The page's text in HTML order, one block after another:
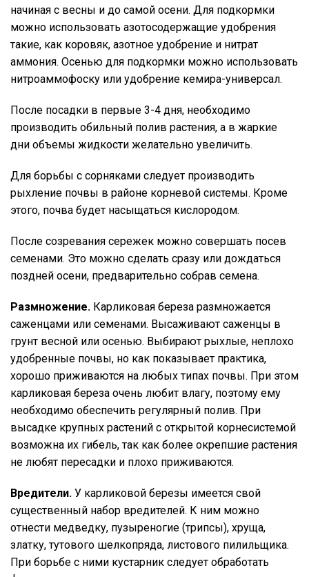
начиная с весны и до самой осени. Для подкормки
можно использовать азотосодержащие удобрения
такие, как коровяк, азотное удобрение и нитрат
аммония. Осенью для подкормки можно использовать
нитроаммофоску или удобрение кемира-универсал.
После посадки в первые 3-4 дня, необходимо
производить обильный полив растения, а в жаркие
дни объемы жидкости желательно увеличить.
Для борьбы с сорняками следует производить
рыхление почвы в районе корневой системы. Кроме
этого, почва будет насыщаться кислородом.
После созревания сережек можно совершать посев
семенами. Это можно сделать сразу или дождаться
поздней осени, предварительно собрав семена.
Размножение. Карликовая береза размножается
саженцами или семенами. Высаживают саженцы в
грунт весной или осенью. Выбирают рыхлые, неплохо
удобренные почвы, но как показывает практика,
хорошо приживаются на любых типах почвы. При этом
карликовая береза очень любит влагу, поэтому ему
необходимо обеспечить регулярный полив. При
высадке крупных растений с открытой корнесистемой
возможна их гибель, так как более окрепшие растения
не любят пересадки и плохо приживаются.
Вредители. У карликовой березы имеется свой
существенный набор вредителей. К ним можно
отнести медведку, пузыреногие (трипсы), хруща,
златку, тутового шелкопряда, листового пилильщика.
При борьбе с ними кустарник следует обработать